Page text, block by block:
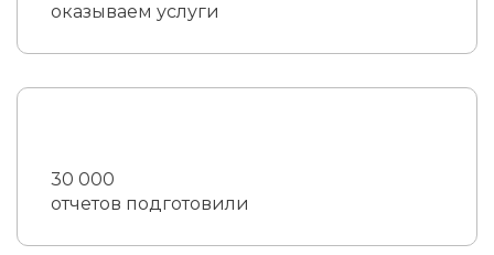
оказываем услуги
30 000
отчетов подготовили